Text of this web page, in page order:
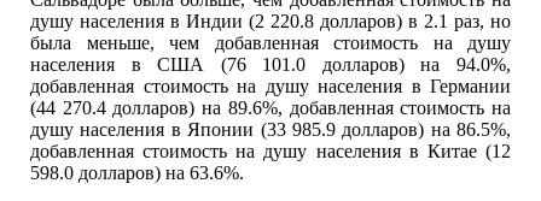
душу населения в Индии (2 220.8 долларов) в 2.1 раз, но
была меньше, чем добавленная стоимость на душу
населения в США (76 101.0 долларов) на 94.0%,
добавленная стоимость на душу населения в Германии
(44 270.4 долларов) на 89.6%, добавленная стоимость на
душу населения в Японии (33 985.9 долларов) на 86.5%,
добавленная стоимость на душу населения в Китае (12
598.0 долларов) на 63.6%.